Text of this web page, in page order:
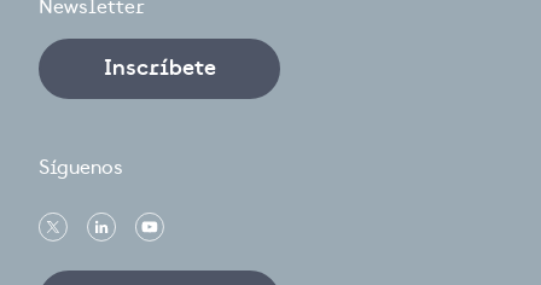
Newsletter
Inscríbete
Síguenos